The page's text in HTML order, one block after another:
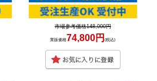
市場参考価格148,000円
業販価格74,800円(税込)